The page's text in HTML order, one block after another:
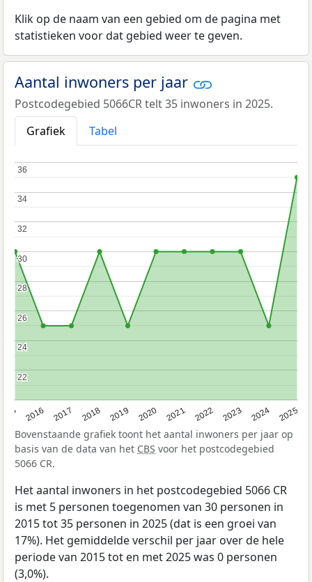
Klik op de naam van een gebied om de pagina met
statistieken voor dat gebied weer te geven.
Aantal inwoners per jaar
Postcodegebied 5066CR telt 35 inwoners in 2025.
Grafiek
Tabel
2016 2017 2018 2019 2020 2021 2022 2023 2024 2025
22
22
24
24
26
26
28
28
30
30
32
32
34
34
36
36
Bovenstaande grafiek toont het aantal inwoners per jaar op
basis van de data van het CBS voor het postcodegebied
5066 CR.
Het aantal inwoners in het postcodegebied 5066 CR
is met 5 personen toegenomen van 30 personen in
2015 tot 35 personen in 2025 (dat is een groei van
17%). Het gemiddelde verschil per jaar over de hele
periode van 2015 tot en met 2025 was 0 personen
(3,0%).